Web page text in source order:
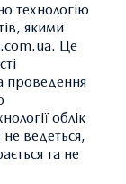
технологію
якими
Це
проведення
облік
ведеться,
та не